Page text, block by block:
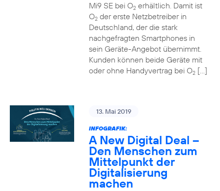
Mi9 SE bei O2erhältlich. Damit ist
O2der erste Netzbetreiber in
Deutschland, der die stark
nachgefragten Smartphones in
sein Geräte-Angebot übernimmt.
Kunden können beide Geräte mit
oder ohne Handyvertrag bei O2[…]
13. Mai 2019
INFOGRAFIK:
A New Digital Deal –
Den Menschen zum
Mittelpunkt der
Digitalisierung
machen